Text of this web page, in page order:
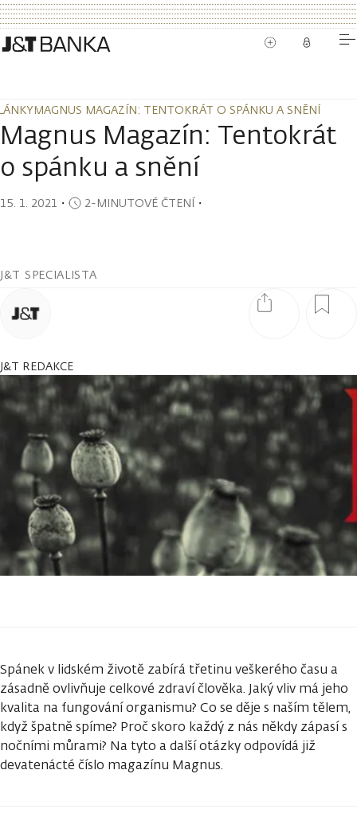
MAGNUS MAGAZÍN: TENTOKRÁT O SPÁNKU A SNĚNÍ
MAGNUS MAGAZÍN: TENTOKRÁT O SPÁNKU A SNĚNÍ
Magnus Magazín: Tentokrát
o spánku a snění
15. 1. 2021 ・ 2-MINUTOVÉ ČTENÍ・
J&T SPECIALISTA
J&T REDAKCE
Spánek v lidském životě zabírá třetinu veškerého času a
zásadně ovlivňuje celkové zdraví člověka. Jaký vliv má jeho
kvalita na fungování organismu? Co se děje s naším tělem,
když špatně spíme? Proč skoro každý z nás někdy zápasí s
nočními můrami? Na tyto a další otázky odpovídá již
devatenácté číslo magazínu Magnus.